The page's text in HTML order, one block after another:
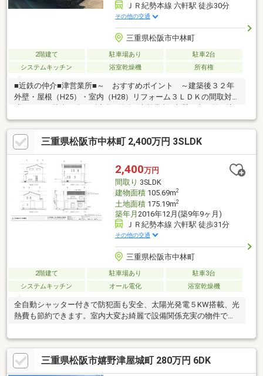
ＪＲ紀勢本線 六軒駅 徒歩30分
その他の交通
三重県松阪市中林町
2階建て 駐車場あり
駐車2台
システムキッチン
浴室乾燥機 所有権
■近鉄の仲介■津営業所■～ おすすめポイント ～建築後３２年
外壁・屋根（H25）・室内（H28）リフォーム３ＬＤＫの間取対面
む、家族の時間を上品に育む住まい。 3LDK・対面式キッチン
で、朝の静けさと夕の団らんが日常になる。 駐車2台可、徒歩圏
に買物・医療が揃い、安心とゆとりが未来を彩る。
三重県松阪市中林町 2,400万円 3SLDK
2,400万円
間取り 3SLDK
建物面積105.69m2
土地面積175.19m2
築年月 2016年12月(築9年9ヶ月)
ＪＲ紀勢本線 六軒駅 徒歩31分
その他の交通
三重県松阪市中林町
2階建て 駐車場あり
駐車3台
システムキッチン
オール電化 浴室乾燥機
全自動シャッター付きで防犯面も安全、太陽光発電５KW搭載、光
熱費も節約できます。室内大変お綺麗で設備関係充実の物件で
三重県松阪市嬉野津屋城町 280万円 6DK